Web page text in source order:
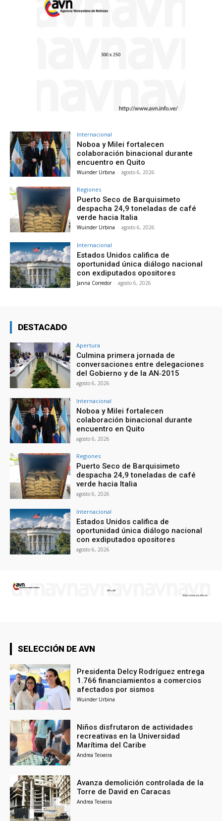
Internacional
Noboa y Milei fortalecen
colaboración binacional durante
encuentro en Quito
Wuinder Urbina - agosto 6, 2026
Regiones
Puerto Seco de Barquisimeto
despacha 24,9 toneladas de café
verde hacia Italia
Wuinder Urbina - agosto 6, 2026
Internacional
Estados Unidos califica de
oportunidad única diálogo nacional
con exdiputados opositores
Janna Corredor - agosto 6, 2026
DESTACADO
Apertura
Culmina primera jornada de
conversaciones entre delegaciones
del Gobierno y de la AN‑2015
agosto 6, 2026
Internacional
Noboa y Milei fortalecen
colaboración binacional durante
encuentro en Quito
agosto 6, 2026
Regiones
Puerto Seco de Barquisimeto
despacha 24,9 toneladas de café
verde hacia Italia
agosto 6, 2026
Internacional
Estados Unidos califica de
oportunidad única diálogo nacional
con exdiputados opositores
agosto 6, 2026
SELECCIÓN DE AVN
Presidenta Delcy Rodríguez entrega
1.766 financiamientos a comercios
afectados por sismos
Wuinder Urbina
Niños disfrutaron de actividades
recreativas en la Universidad
Marítima del Caribe
Andrea Teixeira
Avanza demolición controlada de la
Torre de David en Caracas
Andrea Teixeira